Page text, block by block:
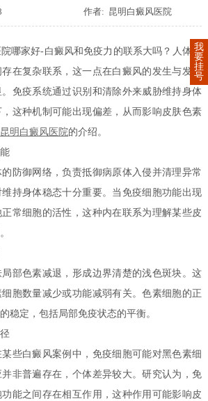
作者: 昆明白癜风医院
院哪家好-白癜风和免疫力的联系大吗？人体免
在复杂联系，这一点在白癜风的发生与发展
免疫系统通过识别和清除外来威胁维持身体
这种机制可能出现偏差，从而影响皮肤色素
昆明白癜风医院的介绍。
御网络，负责抵御病原体入侵并清理异常
持身体稳态十分重要。当免疫细胞功能出现
常细胞的活性，这种内在联系为理解某些皮
色素减退，形成边界清楚的浅色斑块。这
胞数量减少或功能减弱有关。色素细胞的正
稳定，包括局部免疫状态的平衡。
白癜风案例中，免疫细胞可能对黑色素细
非普遍存在，个体差异较大。研究认为，免
能之间存在相互作用，这种作用可能影响皮
我
要
挂
号